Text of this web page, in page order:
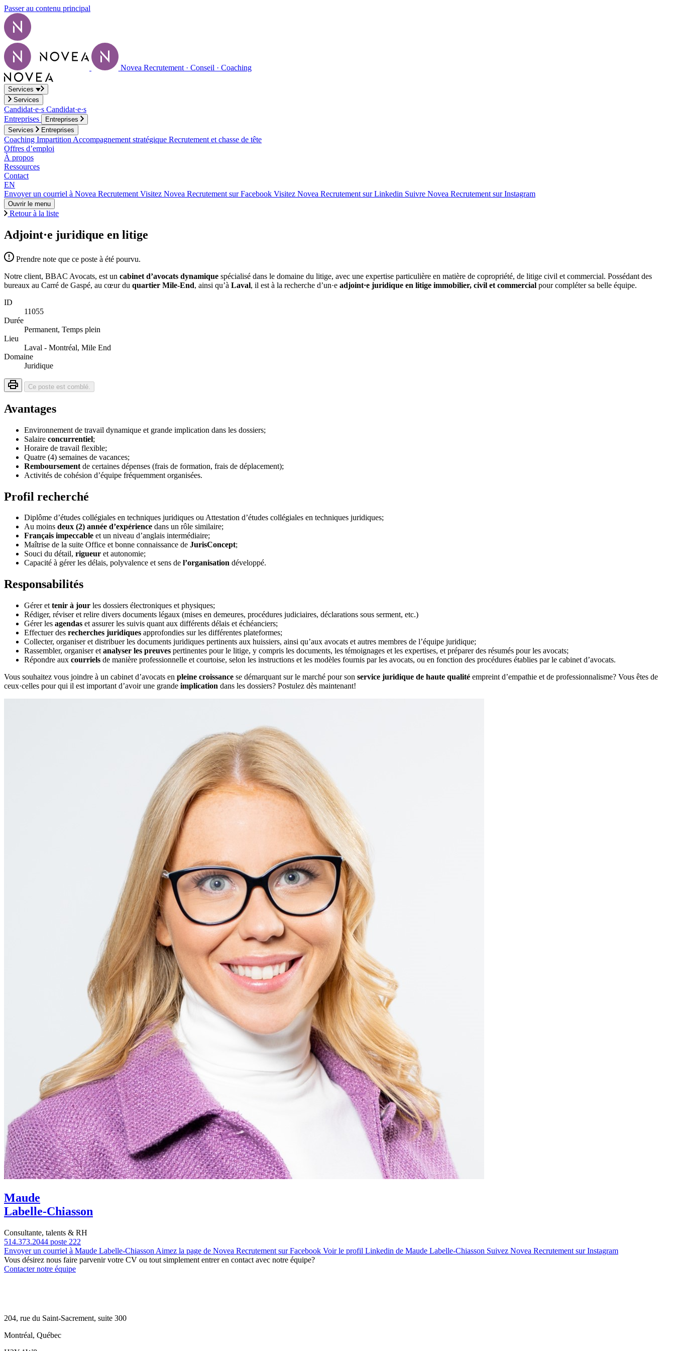
Passer au contenu principal
Novea Recrutement · Conseil · Coaching
Services
Services
Candidat·e·s Candidat·e·s
Entreprises
Entreprises
Services
Entreprises
Coaching Impartition Accompagnement stratégique Recrutement et chasse de tête
Offres d’emploi
À propos
Ressources
Contact
EN
Envoyer un courriel à Novea Recrutement Visitez Novea Recrutement sur Facebook Visitez Novea Recrutement sur Linkedin Suivre Novea Recrutement sur Instagram
Ouvrir le menu
Retour à la liste
Adjoint·e juridique en litige
Prendre note que ce poste à été pourvu.
Notre client, BBAC Avocats, est un cabinet d’avocats dynamique spécialisé dans le domaine du litige, avec une expertise particulière en matière de copropriété, de litige civil et commercial. Possédant des
bureaux au Carré de Gaspé, au cœur du quartier Mile-End, ainsi qu’à Laval, il est à la recherche d’un·e adjoint·e juridique en litige immobilier, civil et commercial pour compléter sa belle équipe.
ID
11055
Durée
Permanent, Temps plein
Lieu
Laval - Montréal, Mile End
Domaine
Juridique
Ce poste est comblé.
Avantages
Environnement de travail dynamique et grande implication dans les dossiers;
Salaire concurrentiel;
Horaire de travail flexible;
Quatre (4) semaines de vacances;
Remboursement de certaines dépenses (frais de formation, frais de déplacement);
Activités de cohésion d’équipe fréquemment organisées.
Profil recherché
Diplôme d’études collégiales en techniques juridiques ou Attestation d’études collégiales en techniques juridiques;
Au moins deux (2) année d’expérience dans un rôle similaire;
Français impeccable et un niveau d’anglais intermédiaire;
Maîtrise de la suite Office et bonne connaissance de JurisConcept;
Souci du détail, rigueur et autonomie;
Capacité à gérer les délais, polyvalence et sens de l’organisation développé.
Responsabilités
Gérer et tenir à jour les dossiers électroniques et physiques;
Rédiger, réviser et relire divers documents légaux (mises en demeures, procédures judiciaires, déclarations sous serment, etc.)
Gérer les agendas et assurer les suivis quant aux différents délais et échéanciers;
Effectuer des recherches juridiques approfondies sur les différentes plateformes;
Collecter, organiser et distribuer les documents juridiques pertinents aux huissiers, ainsi qu’aux avocats et autres membres de l’équipe juridique;
Rassembler, organiser et analyser les preuves pertinentes pour le litige, y compris les documents, les témoignages et les expertises, et préparer des résumés pour les avocats;
Répondre aux courriels de manière professionnelle et courtoise, selon les instructions et les modèles fournis par les avocats, ou en fonction des procédures établies par le cabinet d’avocats.
Vous souhaitez vous joindre à un cabinet d’avocats en pleine croissance se démarquant sur le marché pour son service juridique de haute qualité empreint d’empathie et de professionnalisme? Vous êtes de
ceux·celles pour qui il est important d’avoir une grande implication dans les dossiers? Postulez dès maintenant!
Maude
Labelle-Chiasson
Consultante, talents & RH
514.373.2044 poste 222
Envoyer un courriel à Maude Labelle-Chiasson Aimez la page de Novea Recrutement sur Facebook Voir le profil Linkedin de Maude Labelle-Chiasson Suivez Novea Recrutement sur Instagram
Vous désirez nous faire parvenir votre CV ou tout simplement entrer en contact avec notre équipe?
Contacter notre équipe
204, rue du Saint-Sacrement, suite 300
Montréal, Québec